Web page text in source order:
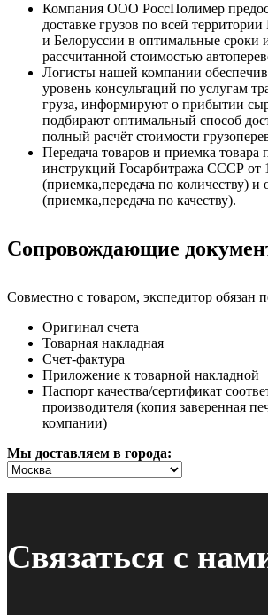
Компания ООО РоссПолимер
доставке грузов по всей
и Белоруссии в оптимальные сроки
рассчитанной стоимостью
Логисты нашей компании
уровень консультаций по услугам
груза, информируют о прибытии
подбирают оптимальный способ
полный расчёт стоимости
Передача товаров и приемка товара
инструкций Госарбитража СССР
(приемка,передача по количеству)
(приемка,передача по качеству).
Сопровождающие
Совместно с товаром, экспедитор обязан
Оригинал счета
Товарная накладная
Счет-фактура
Приложение к товарной накладной
Паспорт качества/сертификат
производителя (копия заверенная
компании)
Мы доставляем в города:
Связаться с